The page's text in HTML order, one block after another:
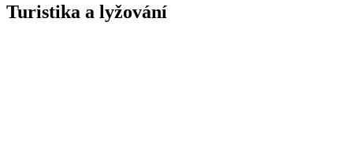
Turistika a lyžování